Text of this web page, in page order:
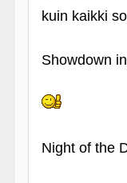
kuin kaikki
Showdown
Night of the